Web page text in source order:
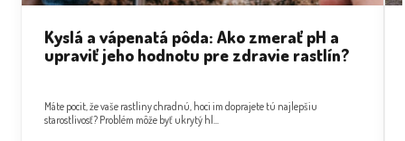
Kyslá a vápenatá pôda: Ako zmerať pH a
upraviť jeho hodnotu pre zdravie rastlín?
Máte pocit, že vaše rastliny chradnú, hoci im doprajete tú najlepšiu
starostlivosť? Problém môže byť ukrytý hl...